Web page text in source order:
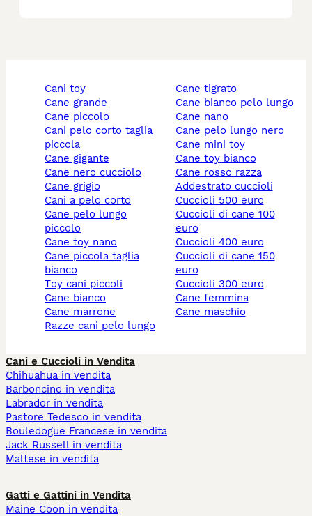
cani toy
cane grande
cane piccolo
cani pelo corto taglia
piccola
cane gigante
cane nero cucciolo
cane grigio
cani a pelo corto
cane pelo lungo
piccolo
cane toy nano
cane piccola taglia
bianco
toy cani piccoli
cane bianco
cane marrone
razze cani pelo lungo
cane tigrato
cane bianco pelo lungo
cane nano
cane pelo lungo nero
cane mini toy
cane toy bianco
cane rosso razza
addestrato cuccioli
cuccioli 500 euro
cuccioli di cane 100
euro
cuccioli 400 euro
cuccioli di cane 150
euro
cuccioli 300 euro
cane femmina
cane maschio
Cani e Cuccioli in Vendita
Chihuahua in vendita
Barboncino in vendita
Labrador in vendita
Pastore Tedesco in vendita
Bouledogue Francese in vendita
Jack Russell in vendita
Maltese in vendita
Gatti e Gattini in Vendita
Maine Coon in vendita